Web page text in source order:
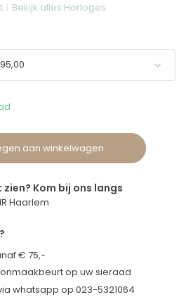
Bekijk alles Horloges
aan winkelwagen
zien? Kom bij ons langs
Haarlem
€ 75,-
op uw sieraad
whatsapp op 023-5321064